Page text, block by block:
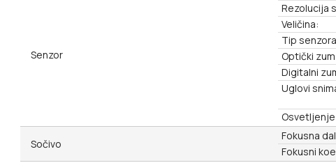
Senzor
Rezolucija
Veličina:
Tip
Optički
Digitalni
Uglovi
Sočivo
Fokusna
Fokusni